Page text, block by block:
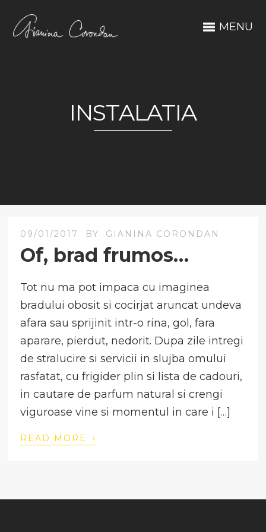
MENU
INSTALATIA
09/01/2017 BY GIANINA CORONDAN
Of, brad frumos…
Tot nu ma pot impaca cu imaginea
bradului obosit si cocirjat aruncat undeva
afara sau sprijinit intr-o rina, gol, fara
aparare, pierdut, nedorit. Dupa zile intregi
de stralucire si servicii in slujba omului
rasfatat, cu frigider plin si lista de cadouri,
in cautare de parfum natural si crengi
viguroase vine si momentul in care i […]
READ MORE ›